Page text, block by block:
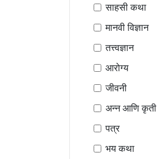
साहसी कथा
मानवी विज्ञान
तत्त्वज्ञान
आरोग्य
जीवनी
अन्न आणि कृती
पत्र
भय कथा